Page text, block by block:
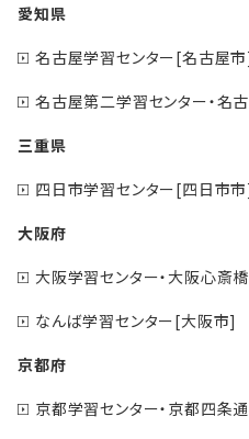
愛知県
名古屋学習センター[名古屋
名古屋第二学習センター・名
三重県
四日市学習センター[四日市
大阪府
大阪学習センター・大阪心斎
なんば学習センター[大阪市]
京都府
京都学習センター・京都四条